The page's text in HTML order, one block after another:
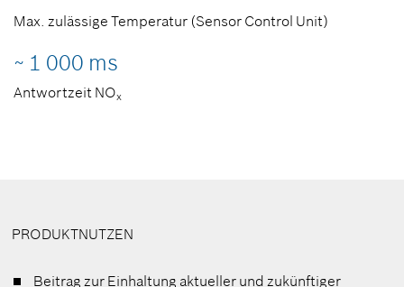
Max. zulässige Temperatur (Sensor Control Unit)
~ 1 000 ms
Antwortzeit NOx
PRODUKTNUTZEN
Beitrag zur Einhaltung aktueller und zukünftiger